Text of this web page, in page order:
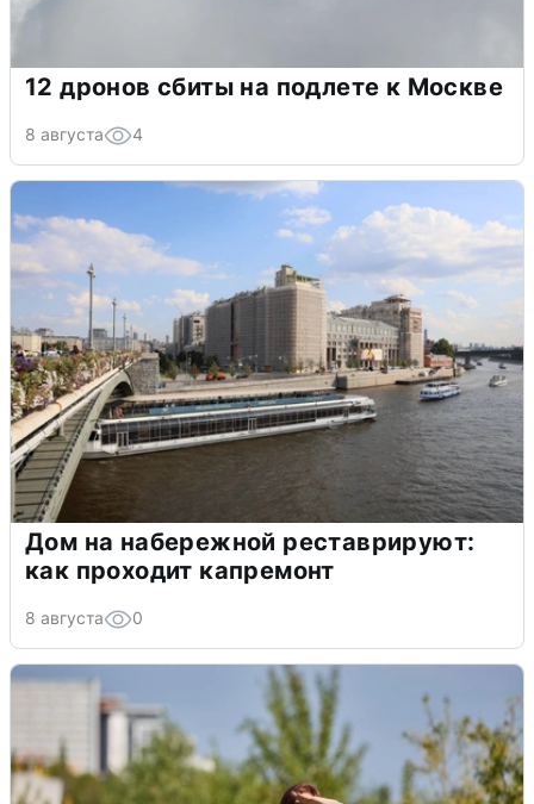
12 дронов сбиты на подлете к Москве
8 августа 4
Дом на набережной реставрируют:
как проходит капремонт
8 августа 0